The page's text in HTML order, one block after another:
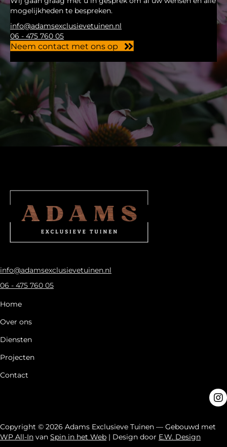
mogelijkheden te bespreken.
info@adamsexclusievetuinen.nl
06 - 475 760 05
Neem contact met ons op
info@adamsexclusievetuinen.nl
06 - 475 760 05
Home
Over ons
Diensten
Projecten
Contact
Copyright © 2026 Adams Exclusieve Tuinen — Gebouwd met
WP All-In van Spin in het Web | Design door E.W. Design